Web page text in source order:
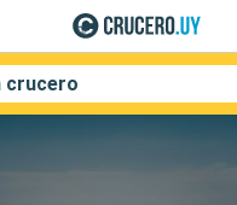
crucero